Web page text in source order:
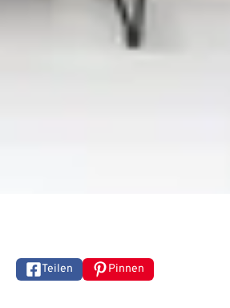
Teilen Pinnen